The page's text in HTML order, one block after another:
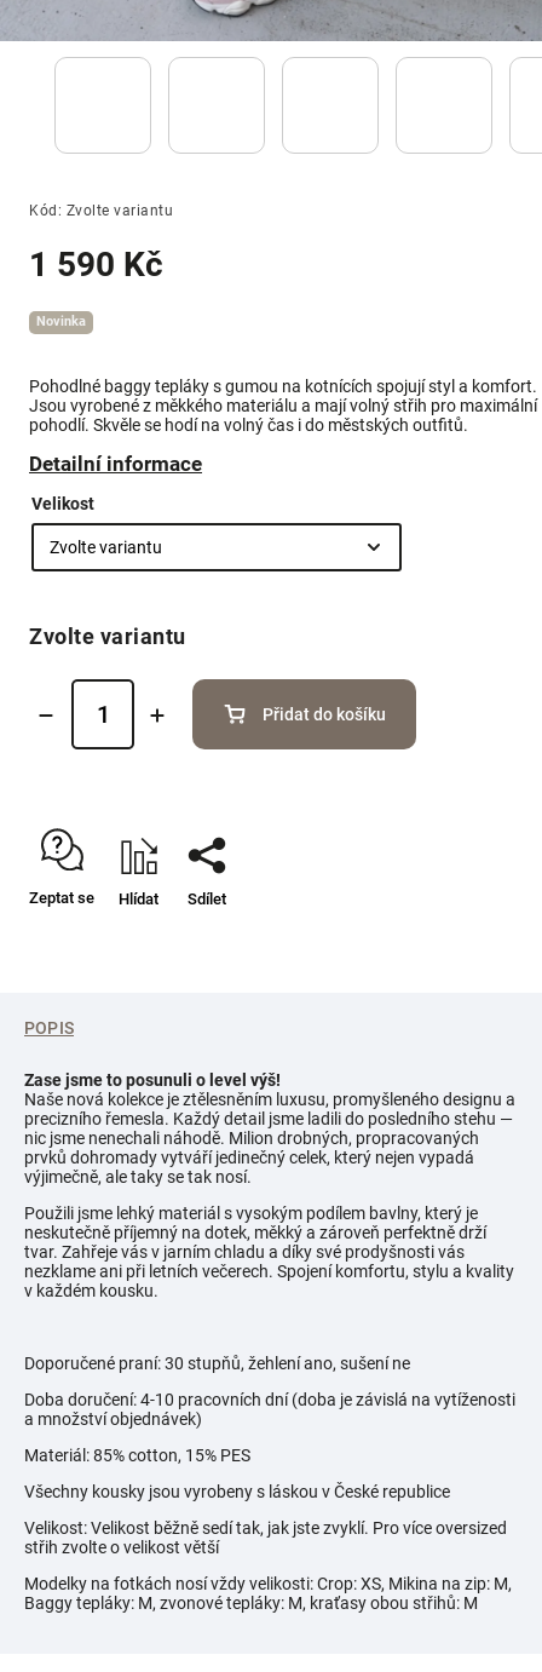
Kód: Zvolte variantu
1 590 Kč
Novinka
Pohodlné baggy tepláky s gumou na kotnících spojují styl a komfort.
Jsou vyrobené z měkkého materiálu a mají volný střih pro maximální
pohodlí. Skvěle se hodí na volný čas i do městských outfitů.
Detailní informace
Velikost
Zvolte variantu
Přidat do košíku
Zeptat se Hlídat Sdílet
POPIS
Zase jsme to posunuli o level výš!
Naše nová kolekce je ztělesněním luxusu, promyšleného designu a
precizního řemesla. Každý detail jsme ladili do posledního stehu —
nic jsme nenechali náhodě. Milion drobných, propracovaných
prvků dohromady vytváří jedinečný celek, který nejen vypadá
výjimečně, ale taky se tak nosí.
Použili jsme lehký materiál s vysokým podílem bavlny, který je
neskutečně příjemný na dotek, měkký a zároveň perfektně drží
tvar. Zahřeje vás v jarním chladu a díky své prodyšnosti vás
nezklame ani při letních večerech. Spojení komfortu, stylu a kvality
v každém kousku.
Doporučené praní: 30 stupňů, žehlení ano, sušení ne
Doba doručení: 4-10 pracovních dní (doba je závislá na vytíženosti
a množství objednávek)
Materiál: 85% cotton, 15% PES
Všechny kousky jsou vyrobeny s láskou v České republice
Velikost: Velikost běžně sedí tak, jak jste zvyklí. Pro více oversized
střih zvolte o velikost větší
Modelky na fotkách nosí vždy velikosti:Crop: XS, Mikina na zip: M,
Baggy tepláky: M, zvonové tepláky: M, kraťasy obou střihů: M